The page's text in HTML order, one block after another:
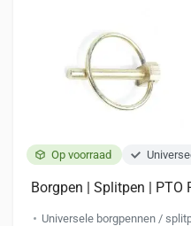
Op voorraad
Borgpen | Splitpen | PTO
Universele borgpennen /